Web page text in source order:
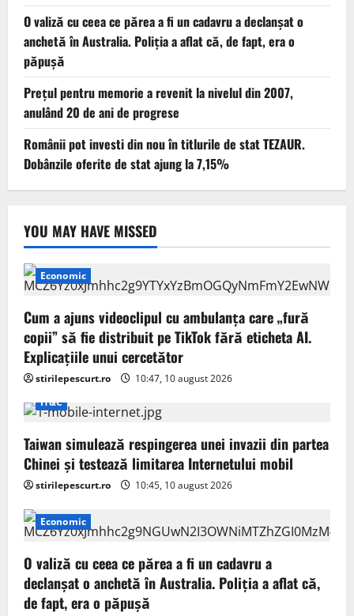
O valiză cu ceea ce părea a fi un cadavru a declanșat o
anchetă în Australia. Poliția a aflat că, de fapt, era o
păpușă
Prețul pentru memorie a revenit la nivelul din 2007,
anulând 20 de ani de progrese
Românii pot investi din nou în titlurile de stat TEZAUR.
Dobânzile oferite de stat ajung la 7,15%
YOU MAY HAVE MISSED
Economic
Cum a ajuns videoclipul cu ambulanța care „fură
copii” să fie distribuit pe TikTok fără eticheta AI.
Explicațiile unui cercetător
stirilepescurt.ro
10:47, 10 august 2026
IT&C
Taiwan simulează respingerea unei invazii din partea
Chinei și testează limitarea Internetului mobil
stirilepescurt.ro 10:45, 10 august 2026
Economic
O valiză cu ceea ce părea a fi un cadavru a
declanșat o anchetă în Australia. Poliția a aflat că,
de fapt, era o păpușă